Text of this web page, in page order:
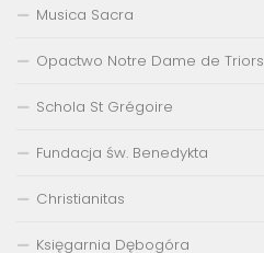
Musica Sacra
Opactwo Notre Dame de Triors
Schola St Grégoire
Fundacja św. Benedykta
Christianitas
Księgarnia Dębogóra